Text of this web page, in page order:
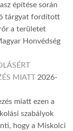
építése során
tárgyat fordított
a területet
Honvédség
MIATT 2026-
miatt ezen a
szabályok
hogy a Miskolci